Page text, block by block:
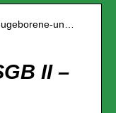
un…
II –